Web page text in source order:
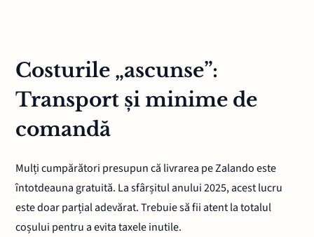
Costurile „ascunse”:
Transport și minime de
comandă
Mulți cumpărători presupun că livrarea pe Zalando este
întotdeauna gratuită. La sfârșitul anului 2025, acest lucru
este doar parțial adevărat. Trebuie să fii atent la totalul
coșului pentru a evita taxele inutile.